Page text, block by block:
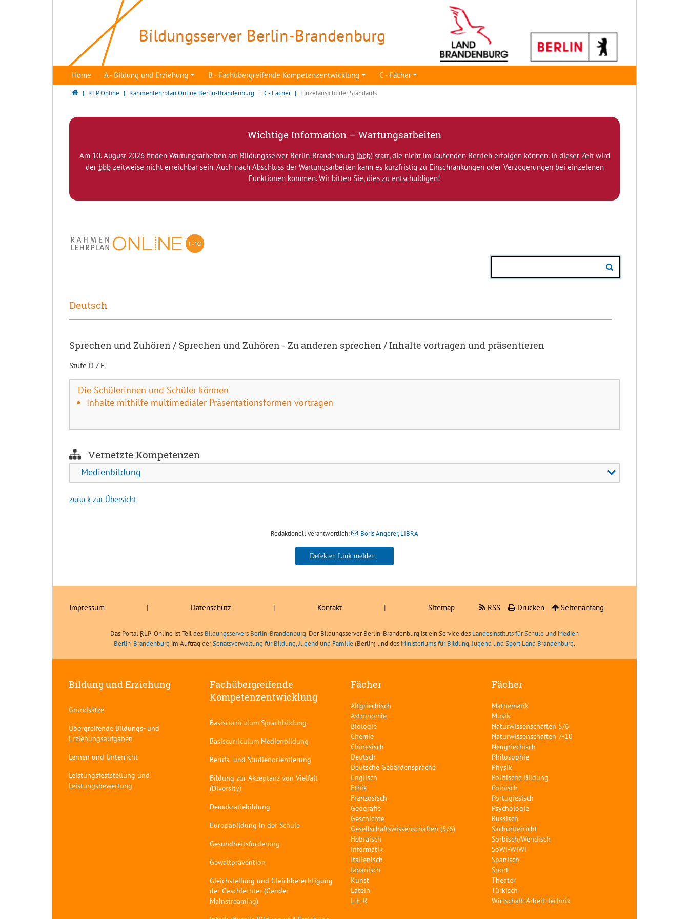
Bildungsserver Berlin-Brandenburg
Home A - Bildung und Erziehung B - Fachübergreifende Kompetenzentwicklung C - Fächer
Bildungsserver Berlin - Brandenburg
RLP Online Rahmenlehrplan Online Berlin-Brandenburg C - Fächer Einzelansicht der Standards
Wichtige Information – Wartungsarbeiten
Am 10. August 2026 finden Wartungsarbeiten am Bildungsserver Berlin-Brandenburg (bbb) statt, die nicht im laufenden Betrieb erfolgen können. In dieser Zeit wird
der bbbzeitweise nicht erreichbar sein. Auch nach Abschluss der Wartungsarbeiten kann es kurzfristig zu Einschränkungen oder Verzögerungen bei einzelenen
Funktionen kommen. Wir bitten Sie, dies zu entschuldigen!
Deutsch
Sprechen und Zuhören / Sprechen und Zuhören - Zu anderen sprechen / Inhalte vortragen und präsentieren
Stufe D / E
Die Schülerinnen und Schüler können
Inhalte mithilfe multimedialer Präsentationsformen vortragen
Vernetzte Kompetenzen
Medienbildung
zurück zur Übersicht
Redaktionell verantwortlich: Boris Angerer, LIBRA
Boris Angerer, LIBRA
Impressum | Datenschutz | Kontakt | Sitemap RSS Drucken Seitenanfang
Das Portal RLP-Online ist Teil des Bildungsservers Berlin-Brandenburg. Der Bildungsserver Berlin-Brandenburg ist ein Service des Landesinstituts für Schule und Medien
Berlin-Brandenburg im Auftrag derSenatsverwaltung für Bildung, Jugend und Familie (Berlin) und des Ministeriums für Bildung, Jugend und Sport Land Brandenburg.
Bildung und Erziehung
Grundsätze
Übergreifende Bildungs- und
Erziehungsaufgaben
Lernen und Unterricht
Leistungsfeststellung und
Leistungsbewertung
Fachübergreifende
Kompetenzentwicklung
Basiscurriculum Sprachbildung
Basiscurriculum Medienbildung
Berufs- und Studienorientierung
Bildung zur Akzeptanz von Vielfalt
(Diversity)
Demokratiebildung
Europabildung in der Schule
Gesundheitsförderung
Gewaltprävention
Gleichstellung und Gleichberechtigung
der Geschlechter (Gender
Mainstreaming)
Fächer
Altgriechisch
Astronomie
Biologie
Chemie
Chinesisch
Deutsch
Deutsche Gebärdensprache
Englisch
Ethik
Französisch
Geografie
Geschichte
Gesellschaftswissenschaften (5/6)
Hebräisch
Informatik
Italienisch
Japanisch
Kunst
Latein
L-E-R
Fächer
Mathematik
Musik
Naturwissenschaften 5/6
Naturwissenschaften 7-10
Neugriechisch
Philosophie
Physik
Politische Bildung
Polnisch
Portugiesisch
Psychologie
Russisch
Sachunterricht
Sorbisch/Wendisch
SoWi-WiWi
Spanisch
Sport
Theater
Türkisch
Wirtschaft-Arbeit-Technik